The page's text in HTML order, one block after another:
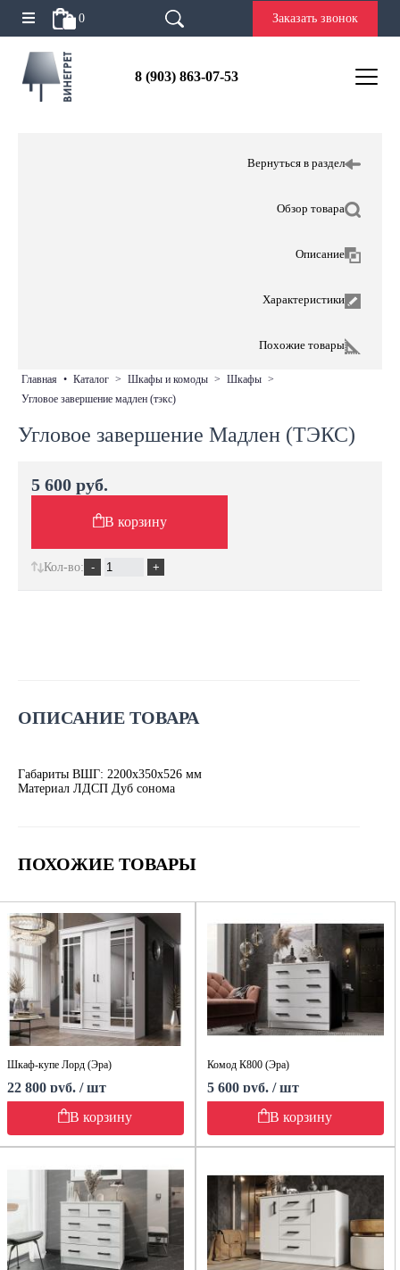
0 Заказать звонок
8 (903) 863-07-53
Вернуться в раздел
Обзор товара
Описание
Характеристики
Похожие товары
главная • каталог > шкафы и комоды > шкафы >
угловое завершение мадлен (тэкс)
Угловое завершение Мадлен (ТЭКС)
ОПИСАНИЕ ТОВАРА
Габариты ВШГ: 2200х350х526 мм
Материал ЛДСП Дуб сонома
ПОХОЖИЕ ТОВАРЫ
Шкаф-купе Лорд (Эра)
22 800 руб. / шт
В корзину
Комод К800 (Эра)
5 600 руб. / шт
В корзину
5 600 руб.
В корзину
Кол-во: